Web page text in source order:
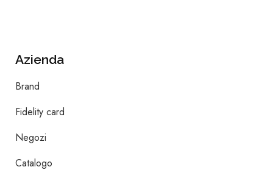
Azienda
Brand
Fidelity card
Negozi
Catalogo